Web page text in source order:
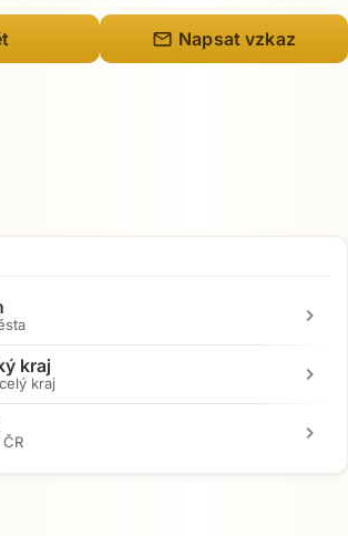
mail Napsat vzkaz
chevron_right
kraj
kraj chevron_right
chevron_right